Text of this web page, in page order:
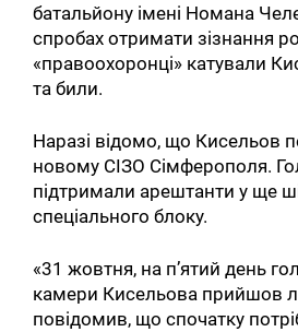
батальйону імені Номана
спробах отримати зізнання
«правоохоронці» катували
та били.
Наразі відомо, що Кисельов
новому СІЗО Сімферополя.
підтримали арештанти у ще
спеціального блоку.
«31 жовтня, на п’ятий день
камери Кисельова прийшов
повідомив, що спочатку